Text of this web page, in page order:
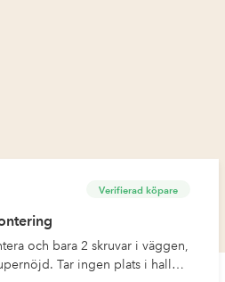
Verifierad köpare
bara 2 skruvar i väggen,
Tar ingen plats i hallen